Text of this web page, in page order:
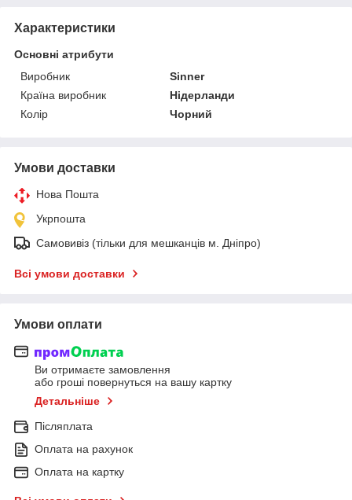
Характеристики
Основні атрибути
Виробник
Sinner
Країна виробник
Нідерланди
Колір
Чорний
Умови доставки
Нова Пошта
Укрпошта
Самовивіз (тільки для мешканців м. Дніпро)
Всі умови доставки
Умови оплати
Ви отримаєте замовлення
або гроші повернуться на вашу картку
Детальніше
Післяплата
Оплата на рахунок
Оплата на картку